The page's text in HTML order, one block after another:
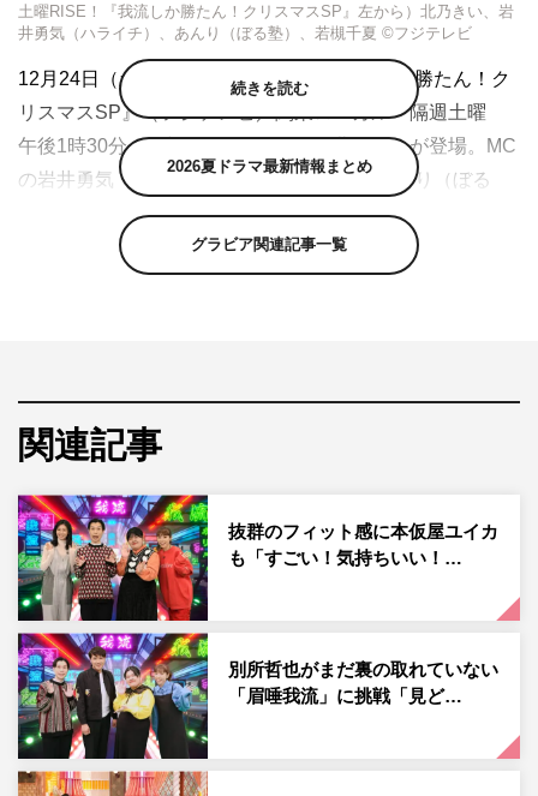
土曜RISE！『我流しか勝たん！クリスマスSP』左から）北乃きい、岩
井勇気（ハライチ）、あんり（ぼる塾）、若槻千夏 ©フジテレビ
12月24日（土）放送の土曜RISE！『我流しか勝たん！ク
リスマスSP』（フジテレビ／関東ローカル 隔週土曜
午後1時30分～2時30分）に、女優の北乃きいが登場。MC
の岩井勇気（ハライチ）、“我流紹介人”のあんり（ぼる
塾）、若槻千夏と共に、“我流”の数々を紹介していく。
今回はクリスマス・イヴの放送ということで、サンタクロ
法」。ホールケーキを包丁で切り分けるのは難しく、皿に
ものを使用した“我流”テクニックを使えば、いとも簡単に
ケーキを取り分けることができるようになるという。さら
に海外でも実際に流行している、よりおしゃれなケーキの
取り分け方法も紹介する。クリスマスにぴったりな“我
流”裏技とは。
そして「子供が喜ぶ我流」もお届け。「風船の遊び方編」
では、風船を膨らませて手でついて遊ぶのが本流なのに対
し、“我流”は風船とドライヤーを使ったまさかのダイナミ
続きを読む
2026夏ドラマ最新情報まとめ
グラビア関連記事一覧
関連記事
抜群のフィット感に本仮屋ユイカ
も「すごい！気持ちいい！…
別所哲也がまだ裏の取れていない
「眉唾我流」に挑戦「見ど…